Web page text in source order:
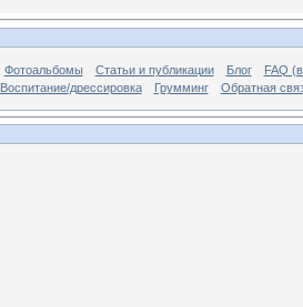
Фотоальбомы Статьи и публикации Блог
FAQ
Воспитание/дрессировка
Грумминг Обратная